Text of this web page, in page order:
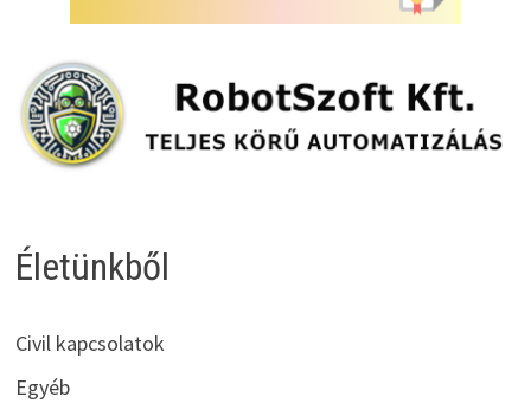
Életünkből
Civil kapcsolatok
Egyéb